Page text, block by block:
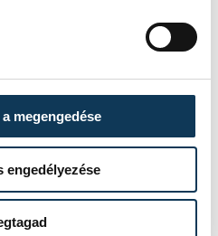
megengedése
engedélyezése
CIKKEK